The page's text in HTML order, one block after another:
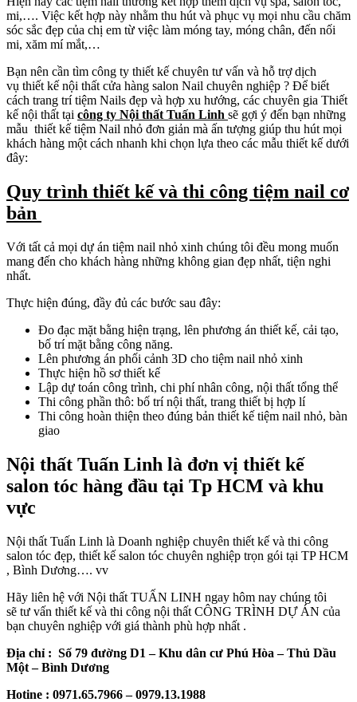
mi,…. Việc kết hợp này nhằm thu hút và phục vụ mọi nhu cầu chăm
sóc sắc đẹp của chị em từ việc làm móng tay, móng chân, đến nối
mi, xăm mí mắt,…
Bạn nên cần tìm công ty thiết kế chuyên tư vấn và hỗ trợ dịch
vụ thiết kế nội thất cửa hàng salon Nail chuyên nghiệp ? Để biết
cách trang trí tiệm Nails đẹp và hợp xu hướng, các chuyên gia Thiết
kế nội thất tại công ty Nội thất Tuấn Linh sẽ gợi ý đến bạn những
mẫu thiết kế tiệm Nail nhỏ đơn giản mà ấn tượng giúp thu hút mọi
khách hàng một cách nhanh khi chọn lựa theo các mẫu thiết kế dưới
đây:
Quy trình thiết kế và thi công tiệm nail cơ
bản
Với tất cả mọi dự án tiệm nail nhỏ xinh chúng tôi đều mong muốn
mang đến cho khách hàng những không gian đẹp nhất, tiện nghi
nhất.
Thực hiện đúng, đầy đủ các bước sau đây:
Đo đạc mặt bằng hiện trạng, lên phương án thiết kế, cải tạo,
bố trí mặt bằng công năng.
Lên phương án phối cảnh 3D cho tiệm nail nhỏ xinh
Thực hiện hồ sơ thiết kế
Lập dự toán công trình, chi phí nhân công, nội thất tổng thể
Thi công phần thô: bố trí nội thất, trang thiết bị hợp lí
Thi công hoàn thiện theo đúng bản thiết kế tiệm nail nhỏ, bàn
giao
Nội thất Tuấn Linh là đơn vị thiết kế
salon tóc hàng đầu tại Tp HCM và khu
vực
Nội thất Tuấn Linh là Doanh nghiệp chuyên thiết kế và thi công
salon tóc đẹp, thiết kế salon tóc chuyên nghiệp trọn gói tại TP HCM
, Bình Dương…. vv
Hãy liên hệ với Nội thất TUẤN LINH ngay hôm nay chúng tôi
sẽ tư vấn thiết kế và thi công nội thất CÔNG TRÌNH DỰ ÁN của
bạn chuyên nghiệp với giá thành phù hợp nhất .
Địa chỉ : Số 79 đường D1 – Khu dân cư Phú Hòa – Thủ Dầu
Một – Bình Dương
Hotine : 0971.65.7966 – 0979.13.1988